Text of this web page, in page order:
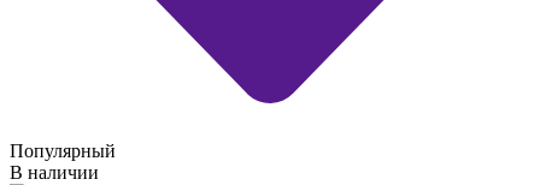
Популярный
В наличии